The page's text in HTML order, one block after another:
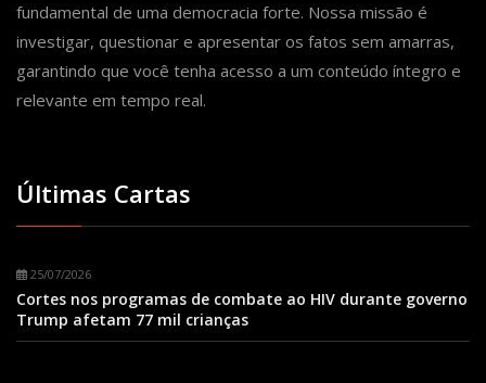
fundamental de uma democracia forte. Nossa missão é
investigar, questionar e apresentar os fatos sem amarras,
garantindo que você tenha acesso a um conteúdo íntegro e
relevante em tempo real.
Últimas Cartas
25/07/2026
Cortes nos programas de combate ao HIV durante governo
Trump afetam 77 mil crianças